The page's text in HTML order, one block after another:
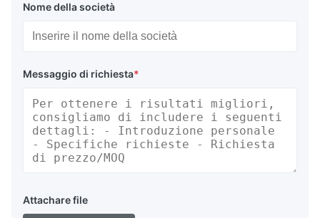
Nome della società
Messaggio di richiesta*
Attachare file